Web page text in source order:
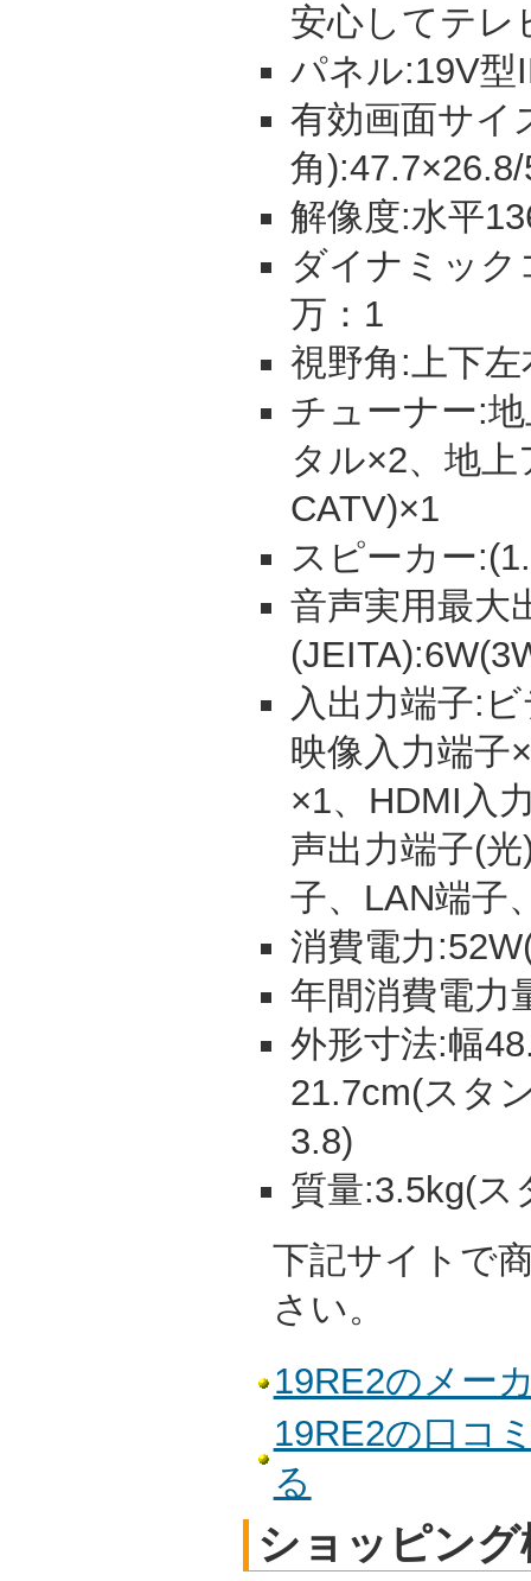
安心してテレ
パネル:19V型
有効画面サイ
角
解像度:水平
ダイナミッ
万：1
視野角:上下
チューナー:
タル×2、地
CATV)×1
スピーカー
音声実用最大
入出力端子:
映像入力端子
×1、HDMI入
声出力端子(
子、LAN端子
消費電力
年間消費電力
外形寸法:幅
21.7cm(スタ
3.8)
質量:3.5kg(ス
下記サイトで
さい。
19RE2のメー
19RE2の口コ
る
ショッピング